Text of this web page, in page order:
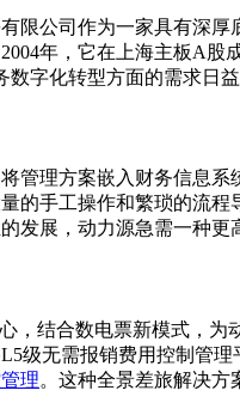
公司作为一家具有深
年，它在上海主板A
字化转型方面的需求日益
理方案嵌入财务信息
手工操作和繁琐的流
展，动力源急需一种更
，结合数电票新模式，
无需报销费用控制管
理。这种全景差旅解决方